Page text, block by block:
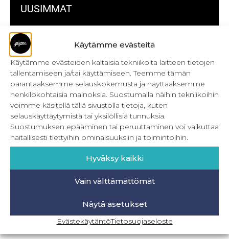
Käytämme evästeitä
Käytämme evästeiden kaltaisia tekniikoita laitteen tietojen
tallentamiseen ja/tai käyttämiseen. Teemme tämän
parantaaksemme selauskokemusta ja näyttääksemme
henkilökohtaisia mainoksia. Suostumalla näihin tekniikoihin
voimme käsitellä tällä sivustolla tietoja, kuten
selauskäyttäytymistä tai yksilöllisiä tunnuksia.
Suostumuksen epääminen tai peruuttaminen voi vaikuttaa
haitallisesti tiettyihin ominaisuuksiin ja toimintoihin.
Hyväksy kaikki
Vain välttämättömät
Näytä asetukset
EvästekäytäntöTietosuojaseloste
UUSIMMAT
Kulmikas pussukka kaava Särmä
Bokserikuminauhan ompelu
Metrivetoketjun käyttö
Metrivetoketjun lukon pujottaminen
Onnistu joustavien vaatteiden ompelussa
Laakasauman ompelu saumurilla
Jujunan ompelubingo heinä-joulukuulle